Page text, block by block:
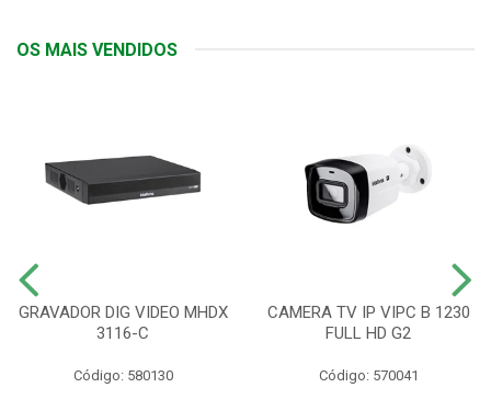
OS MAIS VENDIDOS
GRAVADOR DIG VIDEO MHDX
3116-C
Código: 580130
CAMERA TV IP VIPC B 1230
FULL HD G2
Código: 570041